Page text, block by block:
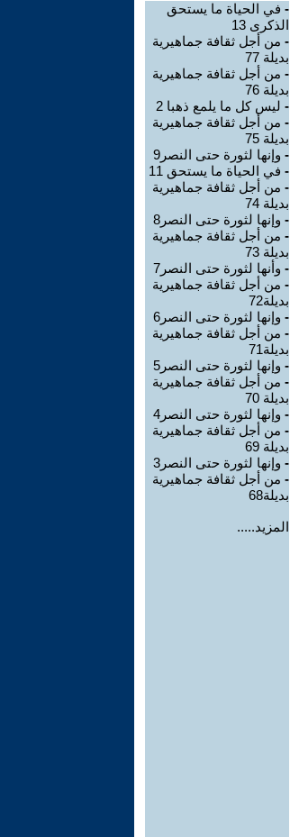
- في الحياة ما يستحق
الذكرى 13
- من أجل ثقافة جماهيرية
بديلة 77
- من أجل ثقافة جماهيرية
بديلة 76
- ليس كل ما يلمع ذهبا 2
- من أجل ثقافة جماهيرية
بديلة 75
- وإنها لثورة حتى النصر9
- في الحياة ما يستحق 11
- من أجل ثقافة جماهيرية
بديلة 74
- وإنها لثورة حتى النصر8
- من أجل ثقافة جماهيرية
بديلة 73
- وأنها لثورة حتى النصر7
- من أجل ثقافة جماهيرية
بديلة72
- وإنها لثورة حتى النصر6
- من أجل ثقافة جماهيرية
بديلة71
- وإنها لثورة حتى النصر5
- من أجل ثقافة جماهيرية
بديلة 70
- وإنها لثورة حتى النصر4
- من أجل ثقافة جماهيرية
بديلة 69
- وإنها لثورة حتى النصر3
- من أجل ثقافة جماهيرية
بديلة68
المزيد.....